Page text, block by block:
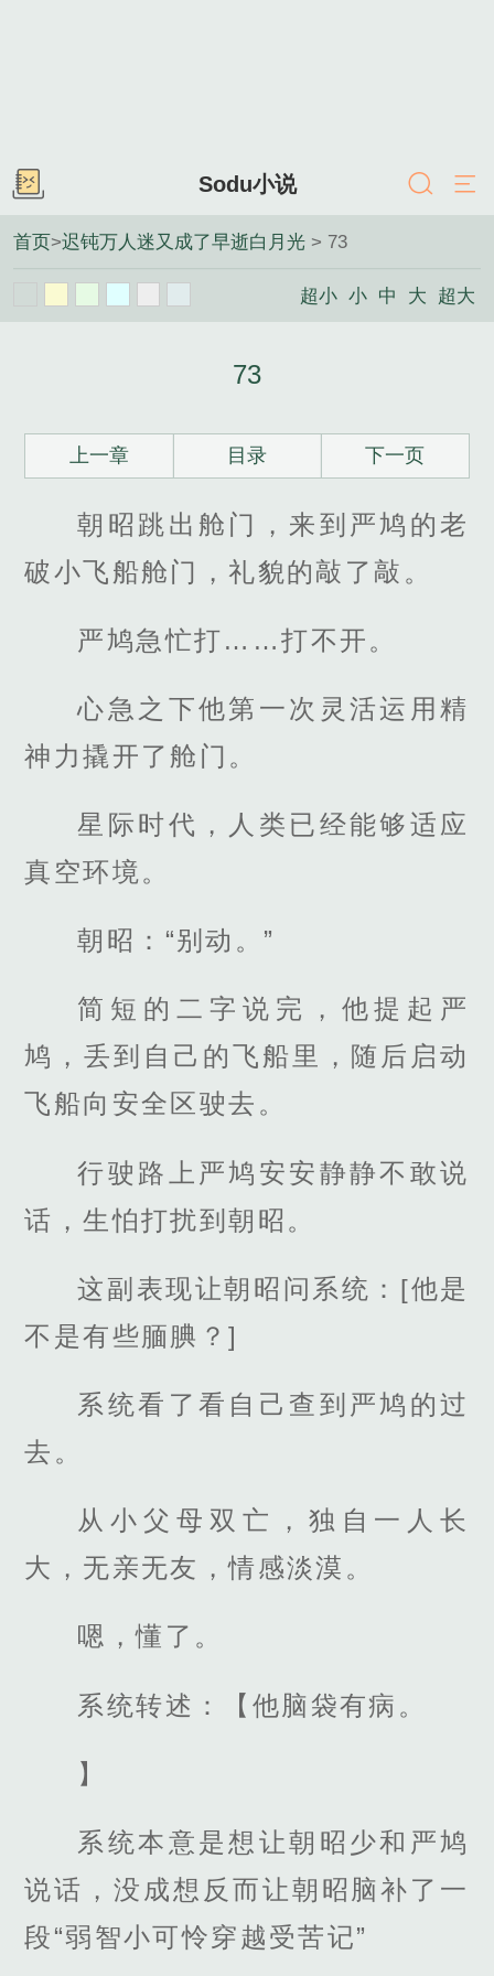
Sodu小说
首页>迟钝万人迷又成了早逝白月光 > 73
超小 小 中 大 超大
73
上一章 目录 下一页
朝昭跳出舱门，来到严鸠的老
破小飞船舱门，礼貌的敲了敲。
严鸠急忙打……打不开。
心急之下他第一次灵活运用精
神力撬开了舱门。
星际时代，人类已经能够适应
真空环境。
朝昭：“别动。”
简短的二字说完，他提起严
鸠，丢到自己的飞船里，随后启动
飞船向安全区驶去。
行驶路上严鸠安安静静不敢说
话，生怕打扰到朝昭。
这副表现让朝昭问系统：[他是
不是有些腼腆？]
系统看了看自己查到严鸠的过
去。
从小父母双亡，独自一人长
大，无亲无友，情感淡漠。
嗯，懂了。
系统转述：【他脑袋有病。
】
系统本意是想让朝昭少和严鸠
说话，没成想反而让朝昭脑补了一
段“弱智小可怜穿越受苦记”